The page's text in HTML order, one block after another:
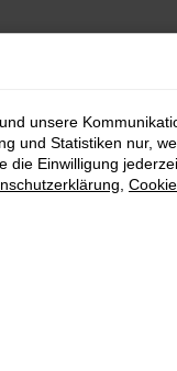
unsere
und Statistiken nur,
die Einwilligung